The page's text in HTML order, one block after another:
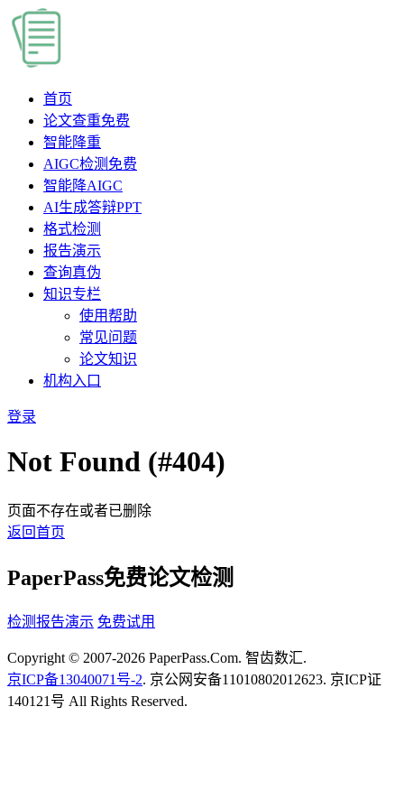
首页
论文查重免费
智能降重
AIGC检测 免费
智能降AIGC
AI生成答辩PPT
格式检测
报告演示
查询真伪
知识专栏
使用帮助
常见问题
论文知识
机构入口
登录
Not Found (#404)
页面不存在或者已删除
返回首页
PaperPass免费论文检测
检测报告演示 免费试用
Copyright © 2007-2026 PaperPass.Com. 智齿数汇.
京ICP备13040071号-2. 京公网安备11010802012623. 京ICP证
140121号 All Rights Reserved.